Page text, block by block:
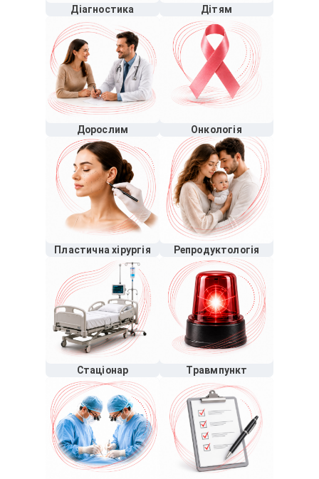
Діагностика Дітям
Дорослим Онкологія
Пластична хірургія Репродуктологія
Стаціонар Травмпункт